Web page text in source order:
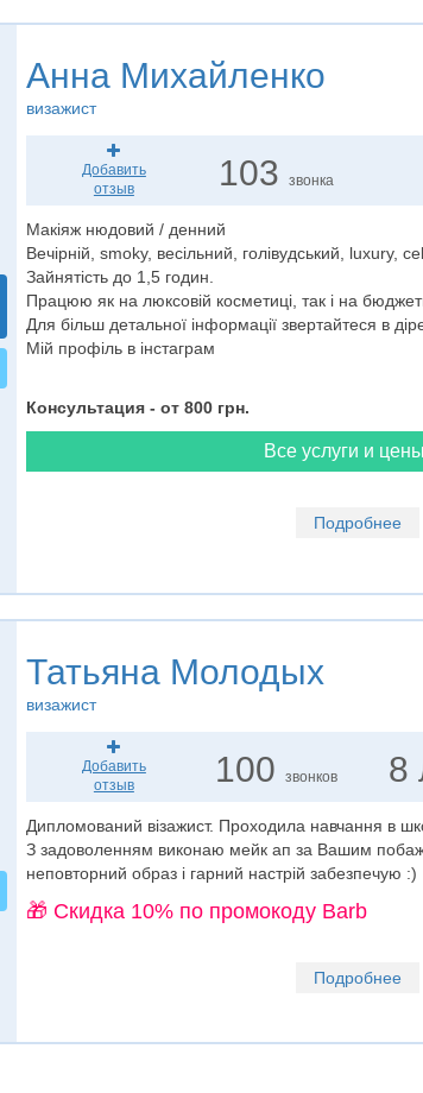
Анна Михайленко
визажист
Добавить
отзыв
103звонка
Макіяж нюдовий / денний
Вечірній, smoky, весільний, голівудський, luxury,
Зайнятість до 1,5 годин.
Працюю як на люксовій косметиці, так і на
Для більш детальної інформації звертайтеся в
Мій профіль в інстаграм
Консультация - от 800 грн.
Все услуги и
Подробнее
Татьяна Молодых
визажист
Добавить
отзыв
100звонков 8
Дипломований візажист. Проходила навчання в
З задоволенням виконаю мейк ап за Вашим
неповторний образ і гарний настрій забезпечую :)
🎁 Cкидка 10% по промокоду Barb
Подробнее